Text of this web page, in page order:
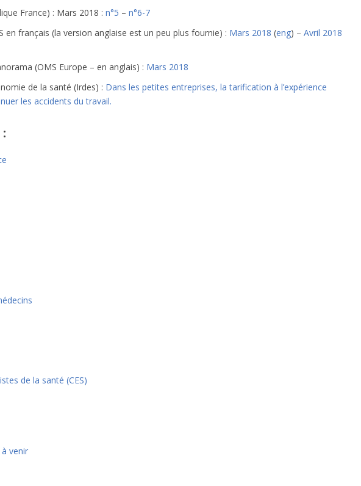
France) : Mars 2018 : n°5 – n°6-7
en français (la version anglaise est un peu plus fournie) : Mars 2018 (eng) – Avril 2018
(OMS Europe – en anglais) : Mars 2018
de la santé (Irdes) : Dans les petites entreprises, la tarification à l’expérience
les accidents du travail.
de la santé (CES)
venir